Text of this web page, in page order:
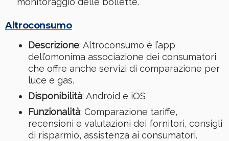
Altroconsumo
Descrizione: Altroconsumo è l’app
dell’omonima associazione dei consumatori
che offre anche servizi di comparazione per
luce e gas.
Disponibilità: Android e iOS
Funzionalità: Comparazione tariffe,
recensioni e valutazioni dei fornitori, consigli
di risparmio, assistenza ai consumatori.